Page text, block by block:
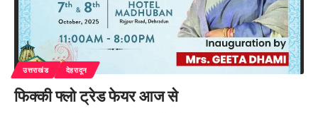
उत्तराखंड देहरादून
फिक्की फ्लो ट्रेड फेयर आज से